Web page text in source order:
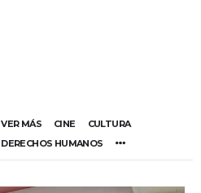
VER MÁS CINE
CULTURA
DERECHOS HUMANOS